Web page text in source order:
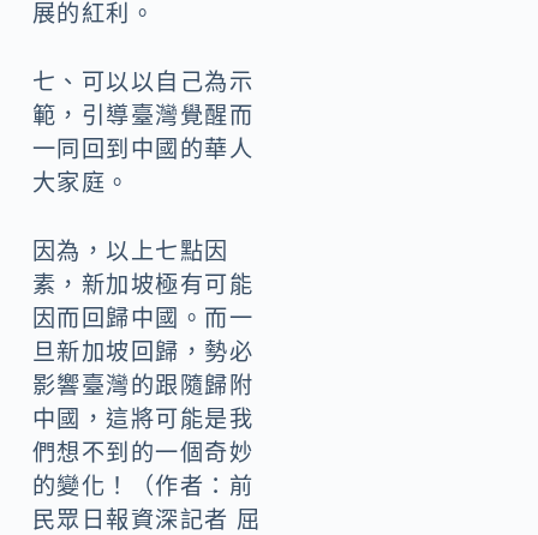
展的紅利。
七、可以以自己為示
範，引導臺灣覺醒而
一同回到中國的華人
大家庭。
因為，以上七點因
素，新加坡極有可能
因而回歸中國。而一
旦新加坡回歸，勢必
影響臺灣的跟隨歸附
中國，這將可能是我
們想不到的一個奇妙
的變化！（作者：前
民眾日報資深記者 屈